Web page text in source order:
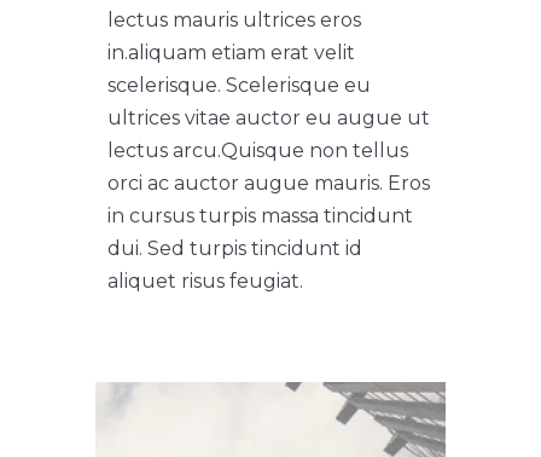
lectus mauris ultrices eros
in.aliquam etiam erat velit
scelerisque. Scelerisque eu
ultrices vitae auctor eu augue ut
lectus arcu.Quisque non tellus
orci ac auctor augue mauris. Eros
in cursus turpis massa tincidunt
dui. Sed turpis tincidunt id
aliquet risus feugiat.